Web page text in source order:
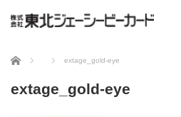
ホーム extage_gold-eye
extage_gold-eye